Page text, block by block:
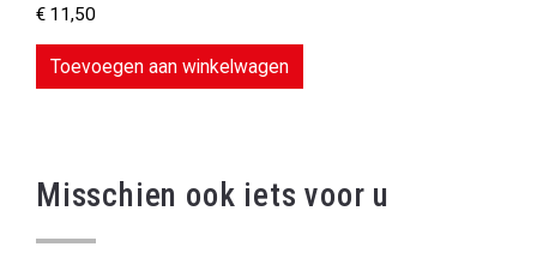
€ 11,50
Toevoegen aan winkelwagen
Misschien ook iets voor u